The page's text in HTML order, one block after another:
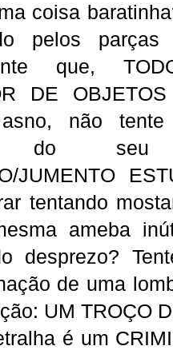
coisa
pelos
que,
DE
não tente
do
JUMENTO
tentando
ameba
desprezo?
de uma
UM TROÇO
é um